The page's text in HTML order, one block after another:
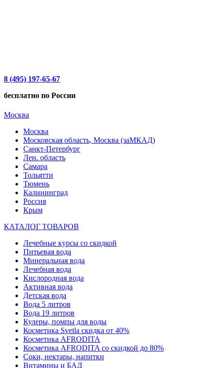
8 (495) 197-65-67
бесплатно по России
Москва
Москва
Московская область, Москва (заМКАД)
Санкт-Петербург
Лен. область
Самара
Тольятти
Тюмень
Калининград
Россия
Крым
КАТАЛОГ ТОВАРОВ
Лечебные курсы со скидкой
Питьевая вода
Минеральная вода
Лечебная вода
Кислородная вода
Активная вода
Детская вода
Вода 5 литров
Вода 19 литров
Кулеры, помпы для воды
Косметика Svetla скидка от 40%
Косметика AFRODITA
Косметика AFRODITA со скидкой до 80%
Соки, нектары, напитки
Витамины и БАД